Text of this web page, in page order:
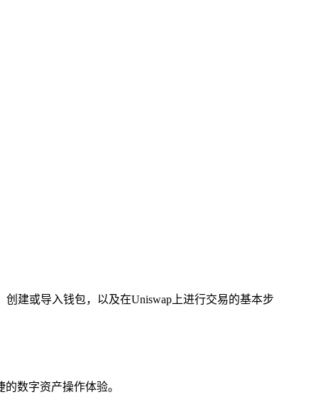
创建或导入钱包，以及在Uniswap上进行交易的基本步
数字资产操作体验。